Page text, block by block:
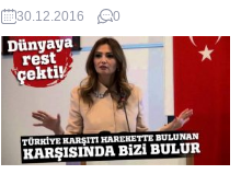
açıklamalarına devam etti.
Gergerlioğlu, Almanya’daki Türk
kökenli milletvekillerinin siyası
güç ve dahaf azla para için kendi
milletini sattığını söyledi.
30.12.2016 0